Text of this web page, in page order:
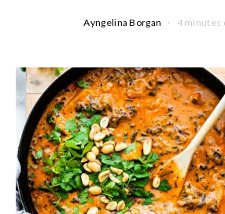
Ayngelina Borgan 4 minutes